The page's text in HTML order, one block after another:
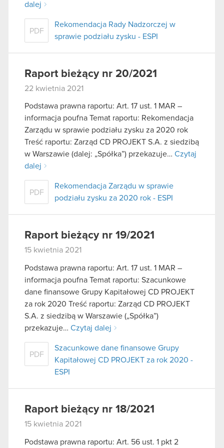
podczas korzystania z ich usług. Kontynuując
używanie plików cookie.
dalej
PDF
Rekomendacja Rady Nadzorczej w
sprawie podziału zysku - ESPI
Raport bieżący nr 20/2021
22 kwietnia 2021
Podstawa prawna raportu: Art. 17 ust. 1 MAR –
informacja poufna Temat raportu: Rekomendacja
Zarządu w sprawie podziału zysku za 2020 rok
Treść raportu: Zarząd CD PROJEKT S.A. z siedzibą
w Warszawie (dalej: „Spółka”) przekazuje… Czytaj
dalej
PDF
Rekomendacja Zarządu w sprawie
podziału zysku za 2020 rok - ESPI
Raport bieżący nr 19/2021
15 kwietnia 2021
Podstawa prawna raportu: Art. 17 ust. 1 MAR –
informacja poufna Temat raportu: Szacunkowe
dane finansowe Grupy Kapitałowej CD PROJEKT
za rok 2020 Treść raportu: Zarząd CD PROJEKT
S.A. z siedzibą w Warszawie („Spółka”)
przekazuje… Czytaj dalej
PDF
Szacunkowe dane finansowe Grupy
Kapitałowej CD PROJEKT za rok 2020 -
ESPI
Raport bieżący nr 18/2021
15 kwietnia 2021
Podstawa prawna raportu: Art. 56 ust. 1 pkt 2